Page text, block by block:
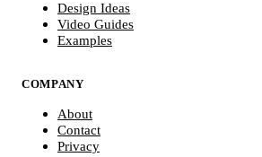
Design Ideas
Video Guides
Examples
COMPANY
About
Contact
Privacy